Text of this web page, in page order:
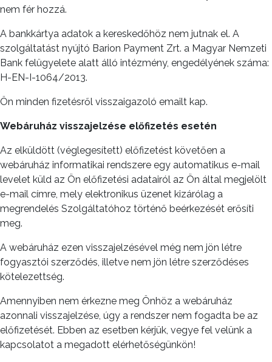
nem fér hozzá.
A bankkártya adatok a kereskedőhöz nem jutnak el. A
szolgáltatást nyújtó Barion Payment Zrt. a Magyar Nemzeti
Bank felügyelete alatt álló intézmény, engedélyének száma:
H-EN-I-1064/2013.
Ön minden fizetésről visszaigazoló emailt kap.
Webáruház visszajelzése előfizetés esetén
Az elküldött (véglegesített) előfizetést követően a
webáruház informatikai rendszere egy automatikus e-mail
levelet küld az Ön előfizetési adatairól az Ön által megjelölt
e-mail címre, mely elektronikus üzenet kizárólag a
megrendelés Szolgáltatóhoz történő beérkezését erősíti
meg.
A webáruház ezen visszajelzésével még nem jön létre
fogyasztói szerződés, illetve nem jön létre szerződéses
kötelezettség.
Amennyiben nem érkezne meg Önhöz a webáruház
azonnali visszajelzése, úgy a rendszer nem fogadta be az
előfizetését. Ebben az esetben kérjük, vegye fel velünk a
kapcsolatot a megadott elérhetőségünkön!